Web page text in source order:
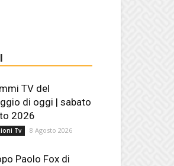
TV del
di oggi | sabato
2026
Tv 8 Agosto 2026
Paolo Fox di